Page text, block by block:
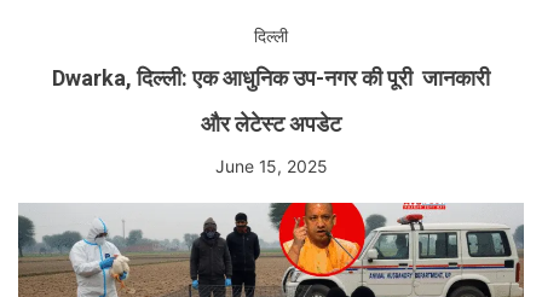
दिल्ली
Dwarka, दिल्ली: एक आधुनिक उप-नगर की पूरी जानकारी
और लेटेस्ट अपडेट
June 15, 2025